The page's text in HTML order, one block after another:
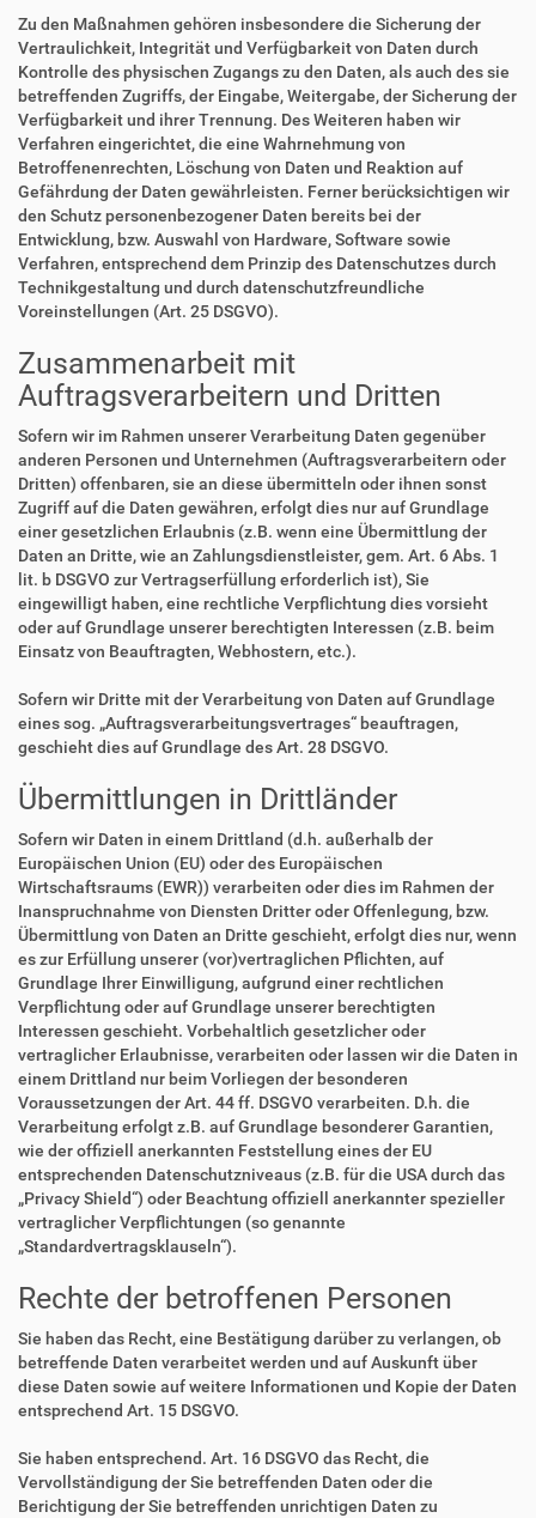
Zu den Maßnahmen gehören insbesondere die Sicherung der
Vertraulichkeit, Integrität und Verfügbarkeit von Daten durch
Kontrolle des physischen Zugangs zu den Daten, als auch des sie
betreffenden Zugriffs, der Eingabe, Weitergabe, der Sicherung der
Verfügbarkeit und ihrer Trennung. Des Weiteren haben wir
Verfahren eingerichtet, die eine Wahrnehmung von
Betroffenenrechten, Löschung von Daten und Reaktion auf
Gefährdung der Daten gewährleisten. Ferner berücksichtigen wir
den Schutz personenbezogener Daten bereits bei der
Entwicklung, bzw. Auswahl von Hardware, Software sowie
Verfahren, entsprechend dem Prinzip des Datenschutzes durch
Technikgestaltung und durch datenschutzfreundliche
Voreinstellungen (Art. 25 DSGVO).
Zusammenarbeit mit
Auftragsverarbeitern und Dritten
Sofern wir im Rahmen unserer Verarbeitung Daten gegenüber
anderen Personen und Unternehmen (Auftragsverarbeitern oder
Dritten) offenbaren, sie an diese übermitteln oder ihnen sonst
Zugriff auf die Daten gewähren, erfolgt dies nur auf Grundlage
einer gesetzlichen Erlaubnis (z.B. wenn eine Übermittlung der
Daten an Dritte, wie an Zahlungsdienstleister, gem. Art. 6 Abs. 1
lit. b DSGVO zur Vertragserfüllung erforderlich ist), Sie
eingewilligt haben, eine rechtliche Verpflichtung dies vorsieht
oder auf Grundlage unserer berechtigten Interessen (z.B. beim
Einsatz von Beauftragten, Webhostern, etc.).
Sofern wir Dritte mit der Verarbeitung von Daten auf Grundlage
eines sog. „Auftragsverarbeitungsvertrages“ beauftragen,
geschieht dies auf Grundlage des Art. 28 DSGVO.
Übermittlungen in Drittländer
Sofern wir Daten in einem Drittland (d.h. außerhalb der
Europäischen Union (EU) oder des Europäischen
Wirtschaftsraums (EWR)) verarbeiten oder dies im Rahmen der
Inanspruchnahme von Diensten Dritter oder Offenlegung, bzw.
Übermittlung von Daten an Dritte geschieht, erfolgt dies nur, wenn
es zur Erfüllung unserer (vor)vertraglichen Pflichten, auf
Grundlage Ihrer Einwilligung, aufgrund einer rechtlichen
Verpflichtung oder auf Grundlage unserer berechtigten
Interessen geschieht. Vorbehaltlich gesetzlicher oder
vertraglicher Erlaubnisse, verarbeiten oder lassen wir die Daten in
einem Drittland nur beim Vorliegen der besonderen
Voraussetzungen der Art. 44 ff. DSGVO verarbeiten. D.h. die
Verarbeitung erfolgt z.B. auf Grundlage besonderer Garantien,
wie der offiziell anerkannten Feststellung eines der EU
entsprechenden Datenschutzniveaus (z.B. für die USA durch das
„Privacy Shield“) oder Beachtung offiziell anerkannter spezieller
vertraglicher Verpflichtungen (so genannte
„Standardvertragsklauseln“).
Rechte der betroffenen Personen
Sie haben das Recht, eine Bestätigung darüber zu verlangen, ob
betreffende Daten verarbeitet werden und auf Auskunft über
diese Daten sowie auf weitere Informationen und Kopie der Daten
entsprechend Art. 15 DSGVO.
Sie haben entsprechend. Art. 16 DSGVO das Recht, die
Vervollständigung der Sie betreffenden Daten oder die
Berichtigung der Sie betreffenden unrichtigen Daten zu